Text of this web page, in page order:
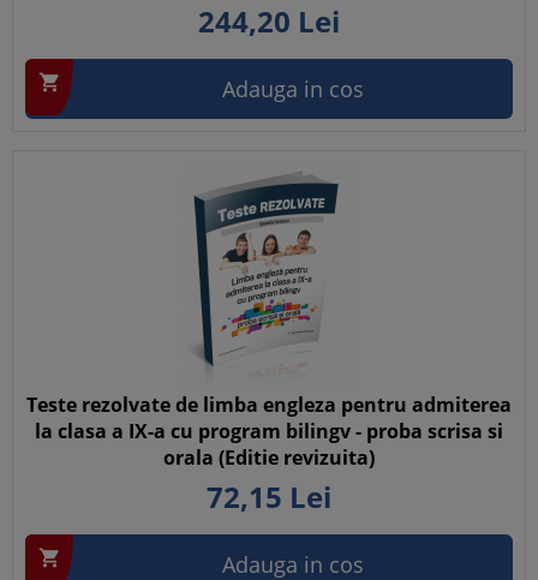
244,20 Lei
 Adauga in cos
Teste rezolvate de limba engleza pentru admiterea
la clasa a IX-a cu program bilingv - proba scrisa si
orala (Editie revizuita)
72,15 Lei
 Adauga in cos